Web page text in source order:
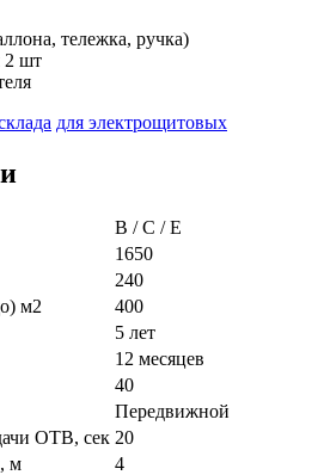
тележка, ручка)
2 шт
для электрощитовых
B / C / E
1650
240
м2
400
5 лет
12 месяцев
40
Передвижной
ОТВ, сек 20
м
4